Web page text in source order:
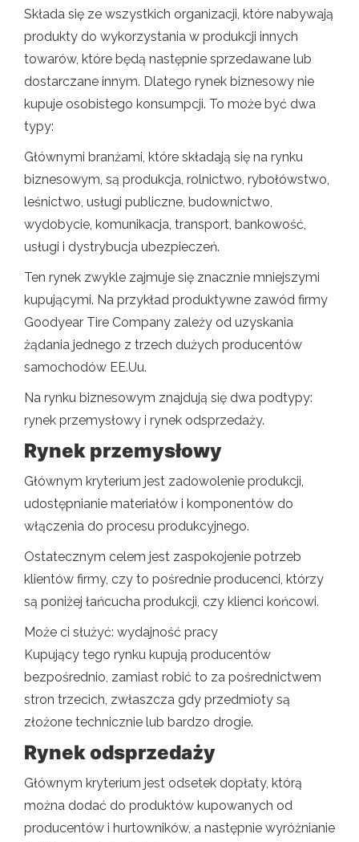
Składa się ze wszystkich organizacji, które nabywają
produkty do wykorzystania w produkcji innych
towarów, które będą następnie sprzedawane lub
dostarczane innym. Dlatego rynek biznesowy nie
kupuje osobistego konsumpcji. To może być dwa
typy:
Głównymi branżami, które składają się na rynku
biznesowym, są produkcja, rolnictwo, rybołówstwo,
leśnictwo, usługi publiczne, budownictwo,
wydobycie, komunikacja, transport, bankowość,
usługi i dystrybucja ubezpieczeń.
Ten rynek zwykle zajmuje się znacznie mniejszymi
kupującymi. Na przykład produktywne zawód firmy
Goodyear Tire Company zależy od uzyskania
żądania jednego z trzech dużych producentów
samochodów EE.Uu.
Na rynku biznesowym znajdują się dwa podtypy:
rynek przemysłowy i rynek odsprzedaży.
Rynek przemysłowy
Głównym kryterium jest zadowolenie produkcji,
udostępnianie materiałów i komponentów do
włączenia do procesu produkcyjnego.
Ostatecznym celem jest zaspokojenie potrzeb
klientów firmy, czy to pośrednie producenci, którzy
są poniżej łańcucha produkcji, czy klienci końcowi.
Może ci służyć: wydajność pracy
Kupujący tego rynku kupują producentów
bezpośrednio, zamiast robić to za pośrednictwem
stron trzecich, zwłaszcza gdy przedmioty są
złożone technicznie lub bardzo drogie.
Rynek odsprzedaży
Głównym kryterium jest odsetek dopłaty, którą
można dodać do produktów kupowanych od
producentów i hurtowników, a następnie wyróżnianie